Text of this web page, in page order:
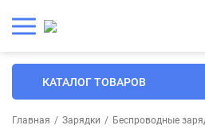
КАТАЛОГ ТОВАРОВ
Главная / Зарядки / Беспроводные